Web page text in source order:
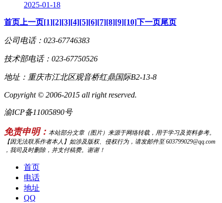
2025-01-18
首页 上一页[1][2][3][4][5][6][7][8][9][10]下一页尾页
公司电话：023-67746383
技术部电话：023-67750526
地址：重庆市江北区观音桥红鼎国际B2-13-8
Copyright © 2006-2015 all right reserved.
渝ICP备11005890号
免责申明： 本站部分文章（图片）来源于网络转载，用于学习及资料参考。
【因无法联系作者本人】如涉及版权、侵权行为，请发邮件至 603799029@qq.com
，我司及时删除，并支付稿费。谢谢！
首页
电话
地址
QQ